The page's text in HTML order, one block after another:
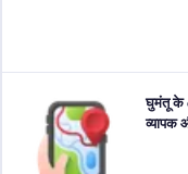
घुमंतू के
व्यापक
घुमंतू के Global-EX eSIM
Global-EX का अन्वेषण करें,
दर्शनीय स्थलों के लिए